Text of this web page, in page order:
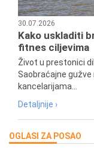
30.07.2026
Kako uskladiti
fitnes ciljevima
Život u prestonici
Saobraćajne gužve
kancelarijama...
Detaljnije ›
OGLASI ZA POSAO